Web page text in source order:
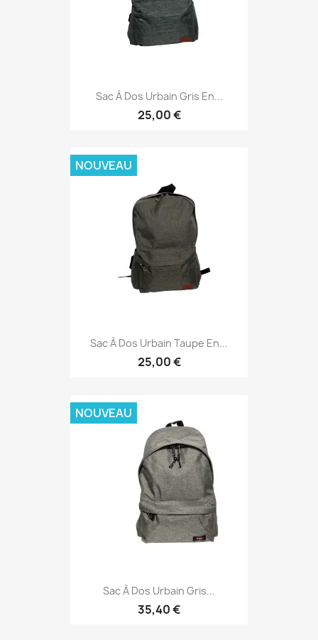
Sac À Dos Urbain Gris En...
25,00 €
Sac À Dos Urbain Taupe En...
25,00 €
NOUVEAU
Sac À Dos Urbain Gris...
35,40 €
NOUVEAU